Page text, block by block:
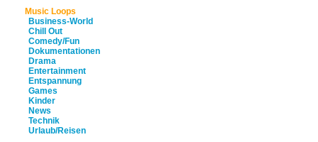
Music Loops
Business-World
Chill Out
Comedy/Fun
Dokumentationen
Drama
Entertainment
Entspannung
Games
Kinder
News
Technik
Urlaub/Reisen